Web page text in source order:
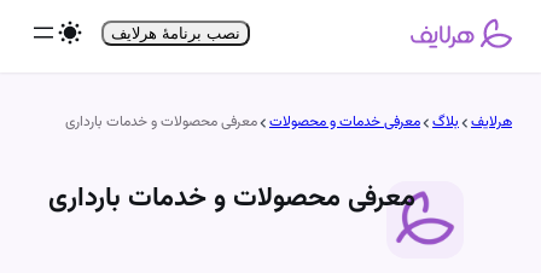
نصب برنامۀ هرلایف
هرلایف بلاگ معرفی خدمات و محصولات معرفی محصولات و خدمات بارداری
معرفی محصولات و خدمات بارداری